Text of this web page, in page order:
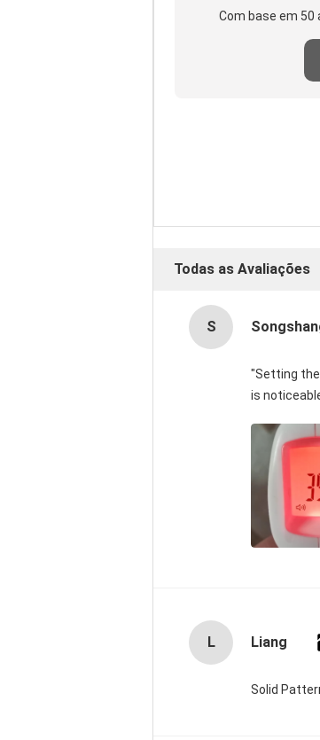
Com base em
Todas as Avaliações
S
"Setting
is
L Liang
Solid